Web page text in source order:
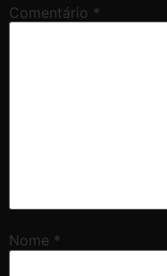
Comentário *
Nome *